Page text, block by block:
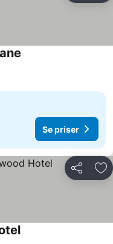
Se priser
Del
Se priser